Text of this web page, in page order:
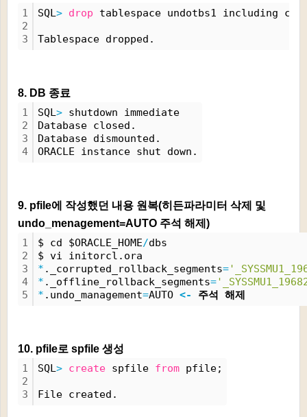
1
2
3
SQL> drop tablespace undotbs1 including
Tablespace dropped.
8. DB 종료
1
2
3
4
SQL> shutdown immediate
Database closed.
Database dismounted.
ORACLE instance shut down.
9. pfile에 작성했던 내용 원복(히든파라미터 삭제 및
undo_menagement=AUTO 주석 해제)
1
2
3
4
5
$ cd $ORACLE_HOME/dbs
$ vi initorcl.ora
* ._corrupted_rollback_segments=
* ._offline_rollback_segments=
* .undo_management=AUTO <- 주석 해제
10. pfile로 spfile 생성
1
2
3
SQL> create spfile from pfile;
File created.